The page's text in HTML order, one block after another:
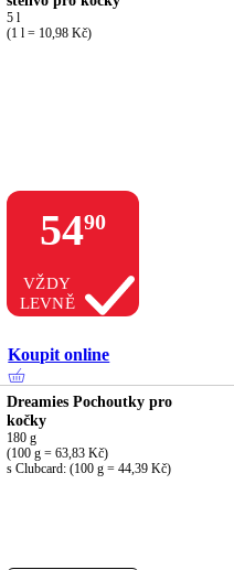
5 l
(1 l = 10,98 Kč)
5490
VŽDY
LEVNĚ
Koupit online
Dreamies Pochoutky pro
kočky
180 g
(100 g = 63,83 Kč)
s Clubcard: (100 g = 44,39 Kč)